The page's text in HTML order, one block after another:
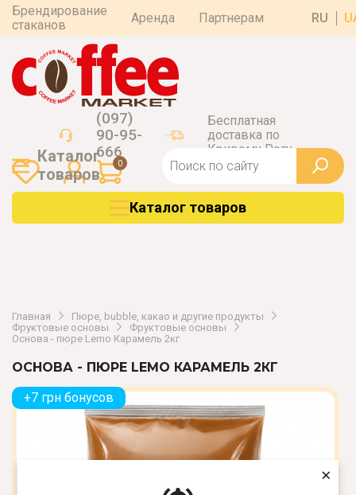
×
Брендирование
стаканов
Аренда Партнерам RU
(097)
90-95-
666
Бесплатная
доставка по
Кривому Рогу
0
Каталог
товаров
Каталог товаров
Главная
Пюре, bubble, какао и другие продукты
Фруктовые основы
Фруктовые основы
Основа - пюре Lemo Карамель 2кг
ОСНОВА - ПЮРЕ LEMO КАРАМЕЛЬ 2КГ
+7 грн бонусов